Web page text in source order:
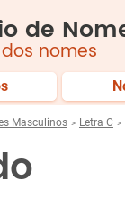
de
nomes
Masculinos Letra C